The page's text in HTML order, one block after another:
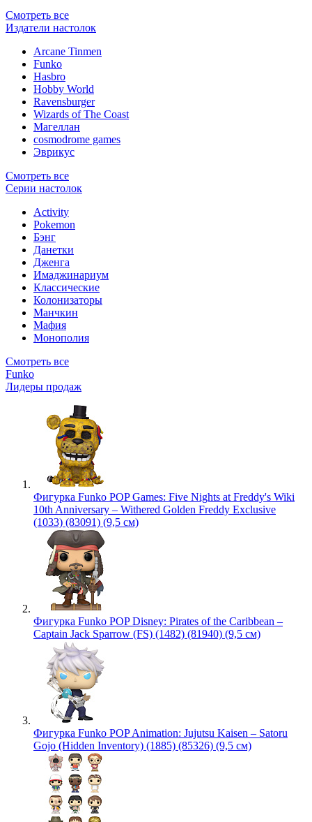
Смотреть все
Издатели настолок
Arcane Tinmen
Funko
Hasbro
Hobby World
Ravensburger
Wizards of The Coast
Магеллан
сosmodrome games
Эврикус
Смотреть все
Серии настолок
Activity
Pokemon
Бэнг
Данетки
Дженга
Имаджинариум
Классические
Колонизаторы
Манчкин
Мафия
Монополия
Смотреть все
Funko
Лидеры продаж
Фигурка Funko POP Games: Five Nights at Freddy's Wiki
10th Anniversary – Withered Golden Freddy Exclusive
(1033) (83091) (9,5 см)
Фигурка Funko POP Disney: Pirates of the Caribbean –
Captain Jack Sparrow (FS) (1482) (81940) (9,5 см)
Фигурка Funko POP Animation: Jujutsu Kaisen – Satoru
Gojo (Hidden Inventory) (1885) (85326) (9,5 см)